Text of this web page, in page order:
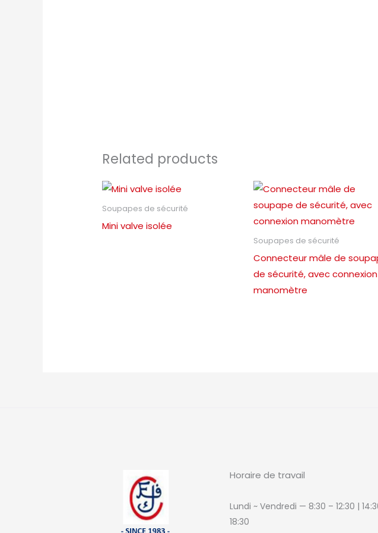
Related products
Soupapes de sécurité
Mini valve isolée
Soupapes de sécurité
Connecteur mâle de
de sécurité, avec connexion
manomètre
Horaire de travail
Lundi ~ Vendredi — 8:30 – 12:30 |
18:30